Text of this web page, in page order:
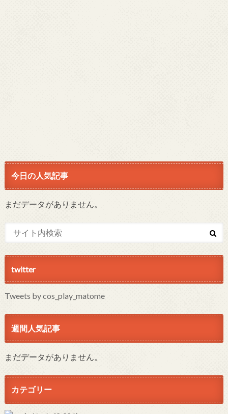
今日の人気記事
まだデータがありません。
twitter
Tweets by cos_play_matome
週間人気記事
まだデータがありません。
カテゴリー